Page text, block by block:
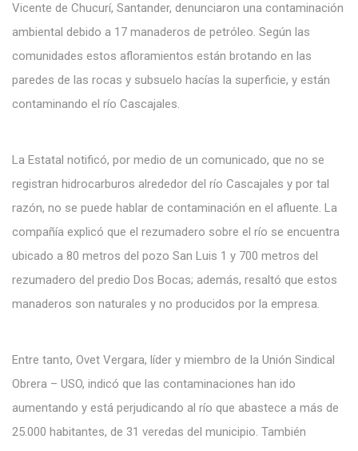
Vicente de Chucurí, Santander, denunciaron una contaminación
ambiental debido a 17 manaderos de petróleo. Según las
comunidades estos afloramientos están brotando en las
paredes de las rocas y subsuelo hacías la superficie, y están
contaminando el río Cascajales.
La Estatal notificó, por medio de un comunicado, que no se
registran hidrocarburos alrededor del río Cascajales y por tal
razón, no se puede hablar de contaminación en el afluente. La
compañía explicó que el rezumadero sobre el río se encuentra
ubicado a 80 metros del pozo San Luis 1 y 700 metros del
rezumadero del predio Dos Bocas; además, resaltó que estos
manaderos son naturales y no producidos por la empresa.
Entre tanto, Ovet Vergara, líder y miembro de la Unión Sindical
Obrera – USO, indicó que las contaminaciones han ido
aumentando y está perjudicando al río que abastece a más de
25.000 habitantes, de 31 veredas del municipio. También